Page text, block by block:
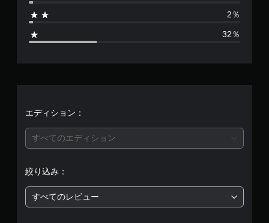
4
5
段
2％
32％
エディション：
すべてのエディション
絞り込み：
すべてのレビュー